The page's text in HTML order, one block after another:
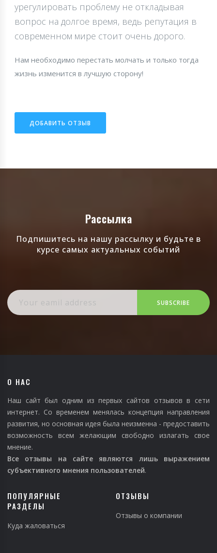
урегулировать проблему не откладывая
вопрос на долгое время, ведь репутация в
современном мире стоит очень дорого.
Нам необходимо перестать молчать и только тогда
жизнь изменится в лучшую сторону!
ДОБАВИТЬ ОТЗЫВ
Рассылка
Подпишитесь на нашу рассылку и будьте в
курсе самых актуальных событий
SUBSCRIBE
О НАС
Наш сайт был одним из первых сайтов отзывов в сети
интернет. Со временем менялась концепция направления
развития, но основная идея была неизменна - предоставить
возможность всем желающим свободно излагать свое
мнение.
Все отзывы на сайте являются лишь выражением
субъективного мнения пользователей.
ПОПУЛЯРНЫЕ
РАЗДЕЛЫ
Куда жаловаться
ОТЗЫВЫ
Отзывы о компании